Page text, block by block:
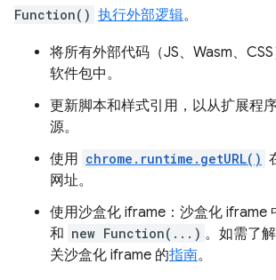
Function() 执行外部逻辑。
将所有外部代码（JS、Wasm、
软件包中。
更新脚本和样式引用，以从扩展程
源。
使用 chrome.runtime.getURL()
网址。
使用沙盒化 iframe：沙盒化 iframe
和 new Function(...) 。如需了
关沙盒化 iframe 的指南。